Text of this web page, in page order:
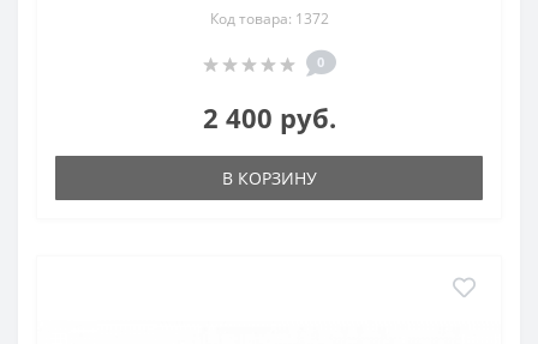
Код товара: 1372
0
2 400 руб.
В КОРЗИНУ